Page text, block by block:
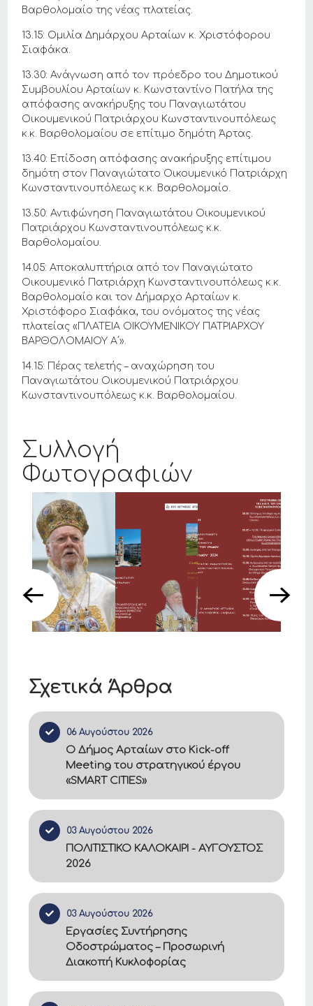
Σχετικά Άρθρα
06 Αυγούστου 2026
Ο Δήμος Αρταίων στο Kick-off
Meeting του στρατηγικού έργου
«SMART CITIES»
03 Αυγούστου 2026
ΠΟΛΙΤΙΣΤΙΚΟ ΚΑΛΟΚΑΙΡΙ - ΑΥΓΟΥΣΤΟΣ
2026
03 Αυγούστου 2026
Εργασίες Συντήρησης
Οδοστρώματος – Προσωρινή
Διακοπή Κυκλοφορίας
Βαρθολομαίο της νέας πλατείας.
13.15: Ομιλία Δημάρχου Αρταίων κ. Χριστόφορου
Σιαφάκα.
13.30: Ανάγνωση από τον πρόεδρο του Δημοτικού
Συμβουλίου Αρταίων κ. Κωνσταντίνο Πατήλα της
απόφασης ανακήρυξης του Παναγιωτάτου
Οικουμενικού Πατριάρχου Κωνσταντινουπόλεως
κ.κ. Βαρθολομαίου σε επίτιμο δημότη Άρτας.
13.40: Επίδοση απόφασης ανακήρυξης επίτιμου
δημότη στον Παναγιώτατο Οικουμενικό Πατριάρχη
Κωνσταντινουπόλεως κ.κ. Βαρθολομαίο.
13.50: Αντιφώνηση Παναγιωτάτου Οικουμενικού
Πατριάρχου Κωνσταντινουπόλεως κ.κ.
Βαρθολομαίου.
14.05: Αποκαλυπτήρια από τον Παναγιώτατο
Οικουμενικό Πατριάρχη Κωνσταντινουπόλεως κ.κ.
Βαρθολομαίο και τον Δήμαρχο Αρταίων κ.
Χριστόφορο Σιαφάκα, του ονόματος της νέας
πλατείας «ΠΛΑΤΕΙΑ ΟΙΚΟΥΜΕΝΙΚΟΥ ΠΑΤΡΙΑΡΧΟΥ
ΒΑΡΘΟΛΟΜΑΙΟΥ Α΄».
14.15: Πέρας τελετής – αναχώρηση του
Παναγιωτάτου Οικουμενικού Πατριάρχου
Κωνσταντινουπόλεως κ.κ. Βαρθολομαίου.
Συλλογή
Φωτογραφιών